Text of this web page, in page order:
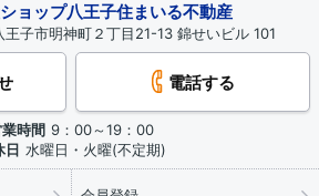
ョップ八王子住まいる不動産
子市明神町２丁目21-13 錦せいビル 101
電話する
時間 9：00～19：00
日 水曜日・火曜(不定期)